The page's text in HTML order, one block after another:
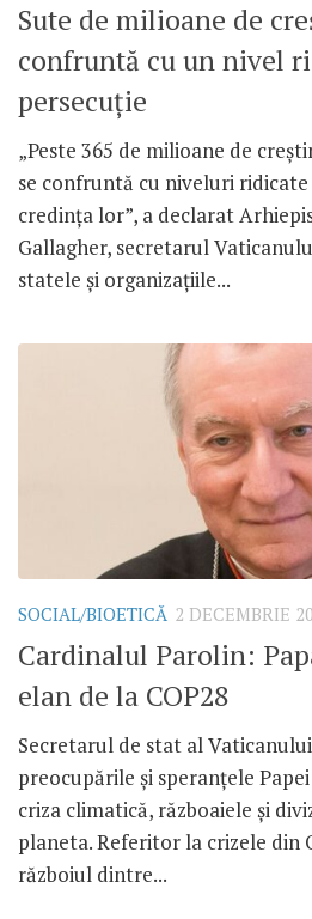
Sute de milioane de
confruntă cu un nivel
persecuție
„Peste 365 de milioane de
se confruntă cu niveluri
credința lor”, a declarat
Gallagher, secretarul
statele și organizațiile...
SOCIAL/BIOETICĂ 2 DECEMBRIE
Cardinalul Parolin:
elan de la COP28
Secretarul de stat al
preocupările și speranțele
criza climatică, războaiele și
planeta. Referitor la crizele din
războiul dintre...